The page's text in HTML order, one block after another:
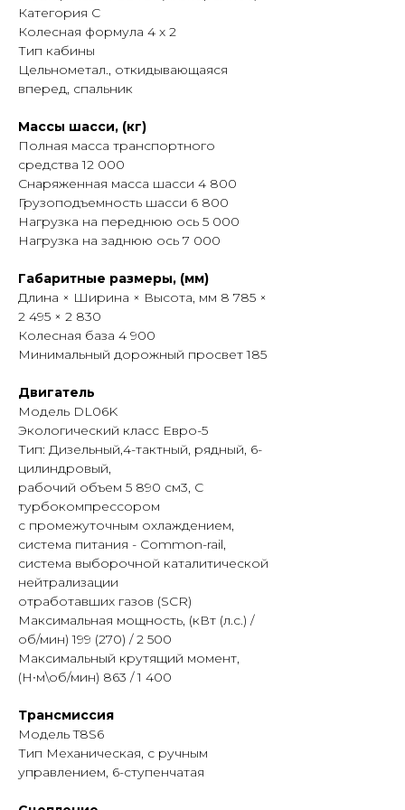
Шасси оснащено двигателем Doosan
DL06K мощностью 270 л. с. и
механической коробкой передач,
рассчитанной на работу под
обеспечивает маневренность при
эксплуатации в городских условиях и
на ограниченных площадках.
Кран-манипуляторная установка
грузоподъемностью 7 200 кг
позволяет выполнять погрузочно-
привлечения дополнительной
техники. Бортовая платформа
предназначена для транспортировки
строительных материалов,
оборудования и различных грузов.
Кабина оборудована
кондиционером, отопителем,
сиденьем водителя с регулировками
и базовым набором систем
безопасности. Рабочее место
водителя адаптировано для
эксплуатации в течение смены.
Компания «МАХИНА» предлагает
купить Daewoo Novus CC4CT с КМУ и
бортовой платформой (7 200 кг) в
Иркутске. Специалисты предоставят
информацию о стоимости,
комплектации, наличии техники,
лизинге и порядке оформления. В
Иркутске также доступны сервисное
запасных частей.
Категория С
Колесная формула 4 x 2
Тип кабины
Цельнометал., откидывающаяся
вперед, спальник
Массы шасси, (кг)
Полная масса транспортного
средства 12 000
Снаряженная масса шасси 4 800
Грузоподъемность шасси 6 800
Нагрузка на переднюю ось 5 000
Нагрузка на заднюю ось 7 000
Габаритные размеры, (мм)
Длина × Ширина × Высота, мм 8 785 ×
2 495 × 2 830
Колесная база 4 900
Минимальный дорожный просвет 185
Двигатель
Модель DL06K
Экологический класс Евро-5
Тип: Дизельный,4-тактный, рядный, 6-
цилиндровый,
рабочий объем 5 890 см3, С
турбокомпрессором
с промежуточным охлаждением,
система питания - Common-rail,
система выборочной каталитической
нейтрализации
отработавших газов (SCR)
Максимальная мощность, (кВт (л.с.) /
об/мин) 199 (270) / 2 500
Максимальный крутящий момент,
(Н∙м\об/мин) 863 / 1 400
Трансмиссия
Модель T8S6
Тип Механическая, с ручным
управлением, 6-ступенчатая